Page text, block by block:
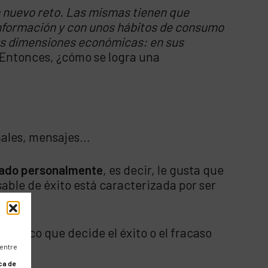
de
reto. Las mismas tienen que
y con unos hábitos de consumo
dimensiones económicas: en sus
¿cómo se logra una
mensajes…
personalmente, es decir, le gusta que
de éxito está caracterizada por ser
crítico que decide el éxito o el fracaso